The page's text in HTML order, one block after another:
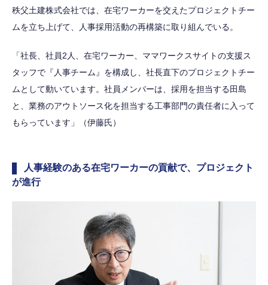
秩父土建株式会社では、在宅ワーカーを交えたプロジェクトチー
ムを立ち上げて、人事採用活動の再構築に取り組んでいる。
「社長、社員2人、在宅ワーカー、ママワークスサイトの支援ス
タッフで『人事チーム』を構成し、社長直下のプロジェクトチー
ムとして動いています。社員メンバーは、採用を担当する田島
と、業務のアウトソース化を担当する工事部門の責任者に入って
もらっています」（伊藤氏）
人事経験のある在宅ワーカーの貢献で、プロジェクト
が進行